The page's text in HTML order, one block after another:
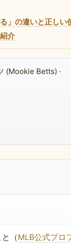
」の違いと正し
介
(Mookie Betts) ·
（MLB公式プロ